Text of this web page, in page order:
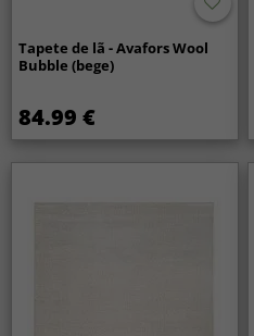
Tapete de lã - Avafors Wool
Bubble (bege)
84.99 €